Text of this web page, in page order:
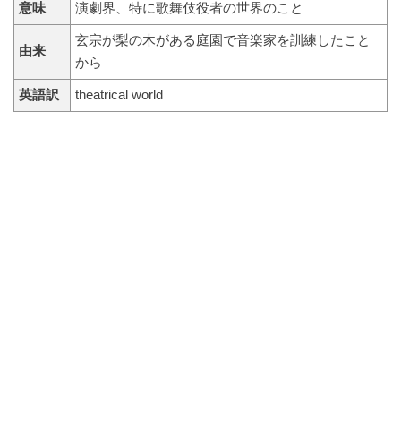
意味 演劇界、特に歌舞伎役者の世界のこと
由来
玄宗が梨の木がある庭園で音楽家を訓練したこと
から
英語訳 theatrical world